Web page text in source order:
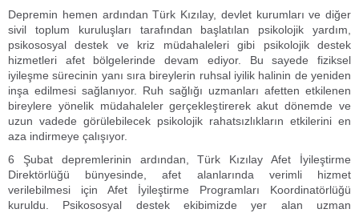
Depremin hemen ardından Türk Kızılay, devlet kurumları ve diğer
sivil toplum kuruluşları tarafından başlatılan psikolojik yardım,
psikososyal destek ve kriz müdahaleleri gibi psikolojik destek
hizmetleri afet bölgelerinde devam ediyor. Bu sayede fiziksel
iyileşme sürecinin yanı sıra bireylerin ruhsal iyilik halinin de yeniden
inşa edilmesi sağlanıyor. Ruh sağlığı uzmanları afetten etkilenen
bireylere yönelik müdahaleler gerçekleştirerek akut dönemde ve
uzun vadede görülebilecek psikolojik rahatsızlıkların etkilerini en
aza indirmeye çalışıyor.
6 Şubat depremlerinin ardından, Türk Kızılay Afet İyileştirme
Direktörlüğü bünyesinde, afet alanlarında verimli hizmet
verilebilmesi için Afet İyileştirme Programları Koordinatörlüğü
kuruldu. Psikososyal destek ekibimizde yer alan uzman